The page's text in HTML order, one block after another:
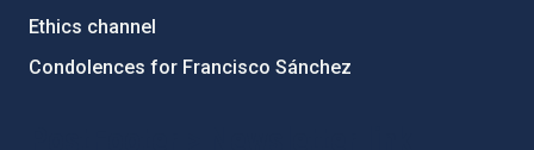
Ethics channel
Condolences for Francisco Sánchez